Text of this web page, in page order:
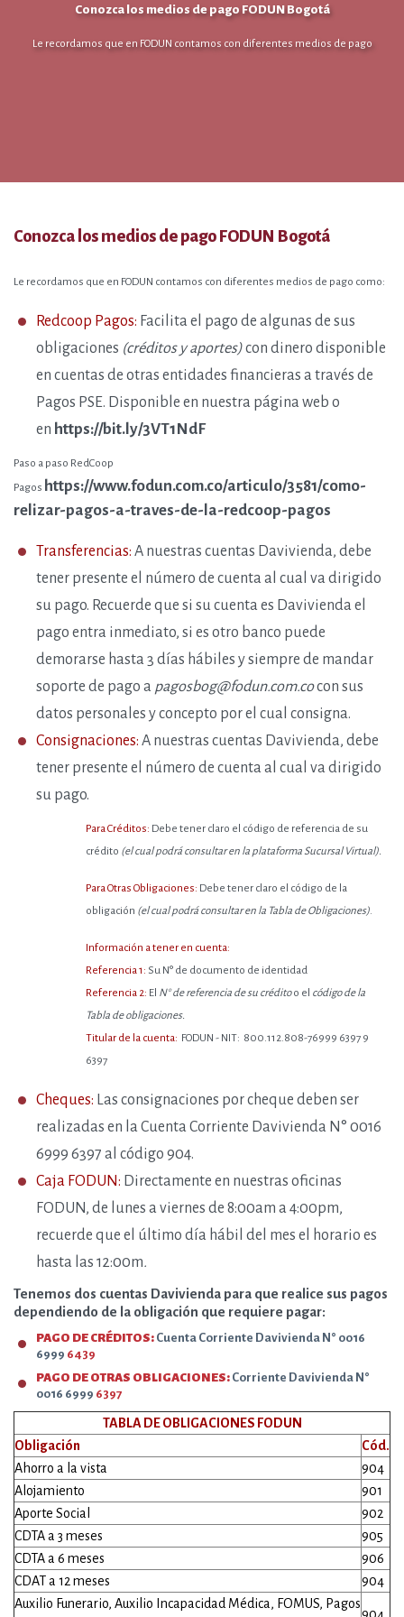
Conozca los medios de pago FODUN Bogotá
Le recordamos que en FODUN contamos con diferentes medios de pago
Conozca los medios de pago FODUN Bogotá
Le recordamos que en FODUN contamos con diferentes medios de pago como:
Redcoop Pagos: Facilita el pago de algunas de sus
obligaciones (créditos y aportes)con dinero disponible
en cuentas de otras entidades financieras a través de
Pagos PSE. Disponible en nuestra página web o
en https://bit.ly/3VT1NdF
Paso a paso RedCoop
Pagos https://www.fodun.com.co/articulo/3581/como-
relizar-pagos-a-traves-de-la-redcoop-pagos
Transferencias: A nuestras cuentas Davivienda, debe
tener presente el número de cuenta al cual va dirigido
su pago. Recuerde que si su cuenta es Davivienda el
pago entra inmediato, si es otro banco puede
demorarse hasta 3 días hábiles y siempre de mandar
soporte de pago a pagosbog@fodun.com.cocon sus
datos personales y concepto por el cual consigna.
Consignaciones: A nuestras cuentas Davivienda, debe
tener presente el número de cuenta al cual va dirigido
su pago.
Para Créditos: Debe tener claro el código de referencia de su
crédito (el cual podrá consultar en la plataforma Sucursal Virtual).
Para Otras Obligaciones: Debe tener claro el código de la
obligación (el cual podrá consultar en la Tabla de Obligaciones).
Información a tener en cuenta:
Referencia 1: Su N° de documento de identidad
Referencia 2: El N° de referencia de su créditoo el código de la
Tabla de obligaciones.
Titular de la cuenta: FODUN - NIT: 800.112.808-76999 6397 9
6397
Cheques: Las consignaciones por cheque deben ser
realizadas en la Cuenta Corriente Davivienda N° 0016
6999 6397 al código 904.
Caja FODUN: Directamente en nuestras oficinas
FODUN, de lunes a viernes de 8:00am a 4:00pm,
recuerde que el último día hábil del mes el horario es
hasta las 12:00m.
Tenemos dos cuentas Davivienda para que realice sus pagos
dependiendo de la obligación que requiere pagar:
PAGO DE CRÉDITOS: Cuenta Corriente Davivienda N° 0016
6999 6439
PAGO DE OTRAS OBLIGACIONES: Corriente Davivienda N°
0016 6999 6397
TABLA DE OBLIGACIONES FODUN
Obligación
Cód.
Ahorro a la vista
904
Alojamiento
901
Aporte Social
902
CDTA a 3 meses
905
CDTA a 6 meses
906
CDAT a 12 meses
904
Auxilio Funerario, Auxilio Incapacidad Médica, FOMUS, Pagos